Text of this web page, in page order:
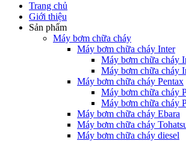
Trang chủ
Giới thiệu
Sản phẩm
Máy bơm chữa cháy
Máy bơm chữa cháy Inter
Máy bơm chữa cháy
Máy bơm chữa cháy
Máy bơm chữa cháy Pentax
Máy bơm chữa cháy
Máy bơm chữa cháy
Máy bơm chữa cháy Ebara
Máy bơm chữa cháy
Máy bơm chữa cháy diesel